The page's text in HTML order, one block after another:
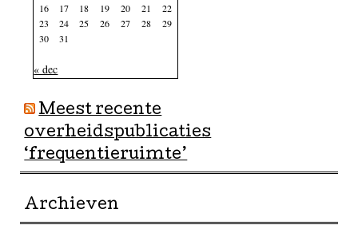
16
17 18 19 20 21
22
23
24 25 26 27 28
29
30
31
« dec
Meest recente
overheidspublicaties
‘frequentieruimte’
Archieven